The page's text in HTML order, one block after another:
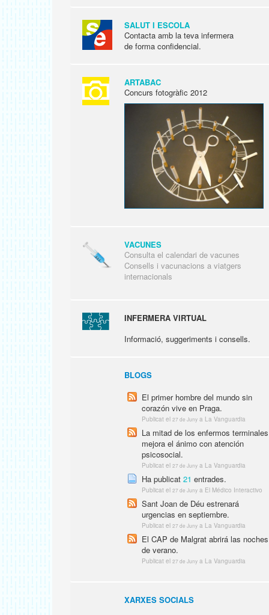
SALUT I ESCOLA
Contacta amb la teva infermera
de forma confidencial.
ARTABAC
Concurs fotogràfic 2012
VACUNES
Consulta el calendari de vacunes
Consells i vacunacions a viatgers
internacionals
INFERMERA VIRTUAL
Informació, suggeriments i consells.
BLOGS
El primer hombre del mundo sin
corazón vive en Praga.
Publicat el 27 de Juny a La Vanguardia
La mitad de los enfermos terminales
mejora el ánimo con atención
psicosocial.
Publicat el 27 de Juny a La Vanguardia
Ha publicat 21 entrades.
Publicat el 27 de Juny a El Médico Interactivo
Sant Joan de Déu estrenará
urgencias en septiembre.
Publicat el 27 de Juny a La Vanguardia
El CAP de Malgrat abrirá las noches
de verano.
Publicat el 27 de Juny a La Vanguardia
XARXES SOCIALS